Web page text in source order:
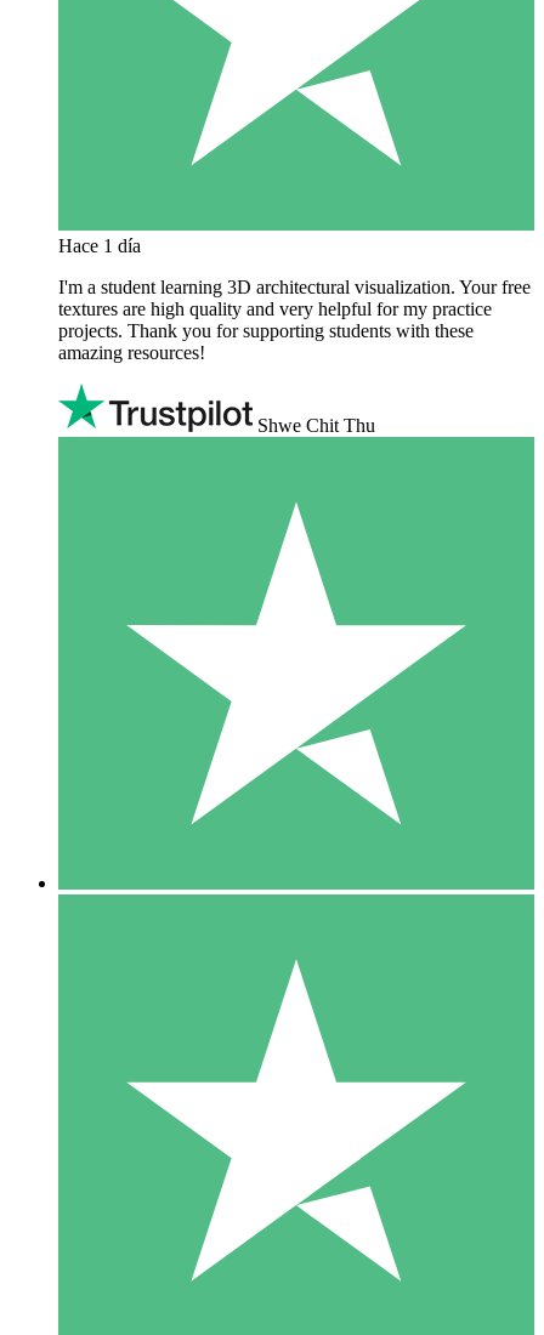
Hace 1 día
I'm a student learning 3D architectural visualization. Your free
textures are high quality and very helpful for my practice
projects. Thank you for supporting students with these
amazing resources!
Shwe Chit Thu